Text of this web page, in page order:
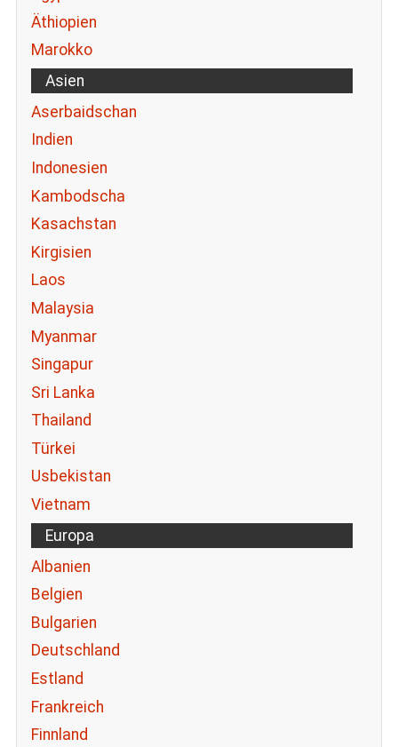
Äthiopien
Marokko
Asien
Aserbaidschan
Indien
Indonesien
Kambodscha
Kasachstan
Kirgisien
Laos
Malaysia
Myanmar
Singapur
Sri Lanka
Thailand
Türkei
Usbekistan
Vietnam
Europa
Albanien
Belgien
Bulgarien
Deutschland
Estland
Frankreich
Finnland